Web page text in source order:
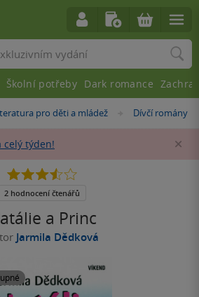
pro děti a mládež »
Dívčí romány
celý týden!
a Princ
Jarmila Dědková
3.5
5
2 hodnocení čtenářů
Školní potřeby Dark romance